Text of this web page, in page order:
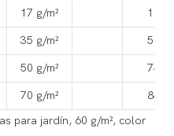
17 g/m² 18
35 g/m² 56
50 g/m² 74
70 g/m² 84